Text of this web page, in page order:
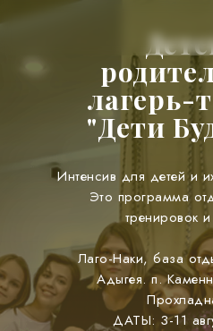
лагерь-
"Дети
Интенсив для детей и
Это программа
тренировок
Лаго-Наки, база
Ады гея. п.
ДАТЫ: 3-11